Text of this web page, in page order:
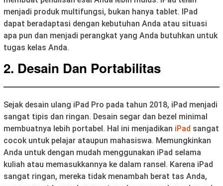
menjadi produk multifungsi, bukan hanya tablet. IPad
dapat beradaptasi dengan kebutuhan Anda atau situasi
apa pun dan menjadi perangkat yang Anda butuhkan untuk
tugas kelas Anda.
2. Desain Dan Portabilitas
Sejak desain ulang iPad Pro pada tahun 2018, iPad menjadi
sangat tipis dan ringan. Desain segar dan bezel minimal
membuatnya lebih portabel. Hal ini menjadikan iPad sangat
cocok untuk pelajar ataupun mahasiswa. Memungkinkan
Anda untuk dengan mudah menggunakan iPad selama
kuliah atau memasukkannya ke dalam ransel. Karena iPad
sangat ringan, mereka tidak menambah berat tas Anda,